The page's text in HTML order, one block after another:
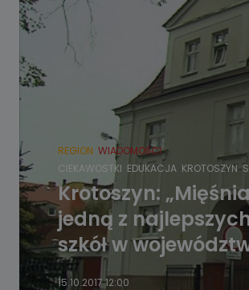
REGION WIADOMOŚCI
CIEKAWOSTKI EDUKACJA KROTOSZYN
Krotoszyn:
jedną z
szkół w
15.10.2017 12:00